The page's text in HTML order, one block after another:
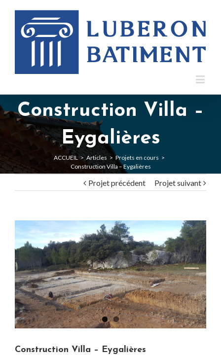
Construction Villa –
Eygalières
ACCUEIL > Articles > Projets en cours >
Construction Villa – Eygalières
Projet précédent Projet suivant
View
Larger
Image
Construction Villa – Eygalières